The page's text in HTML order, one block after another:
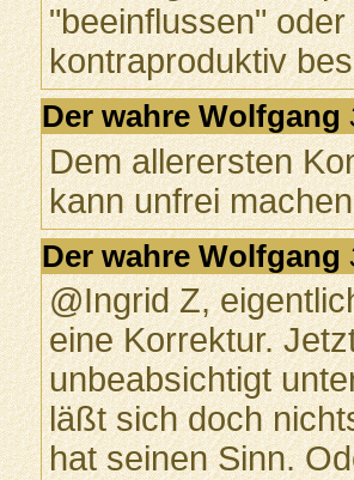
"beeinflussen"
kontraproduktiv
Der wahre Wolfgang
Dem allerersten
kann unfrei
Der wahre Wolfgang
@Ingrid Z,
eine Korrektur.
unbeabsichtigt
läßt sich doch
hat seinen Sinn.